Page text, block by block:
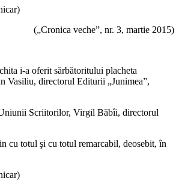
(„Cronica veche”, nr. 3, martie 2015)
i-a oferit sărbătoritului placheta
Vasiliu, directorul Editurii „Junimea”,
Scriitorilor, Virgil Băbîi, directorul
cu totul şi cu totul remarcabil, deosebit, în